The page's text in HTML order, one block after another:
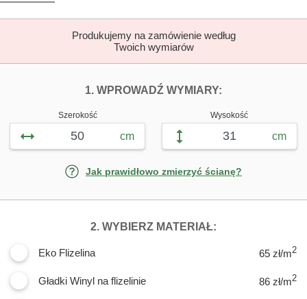
Produkujemy na zamówienie według
Twoich wymiarów
1. WPROWADŹ WYMIARY:
Szerokość
cm
Wysokość
cm
Jak prawidłowo zmierzyć ścianę?
2. WYBIERZ MATERIAŁ:
Eko Flizelina 65 zł/m2
Gładki Winyl na flizelinie 86 zł/m2